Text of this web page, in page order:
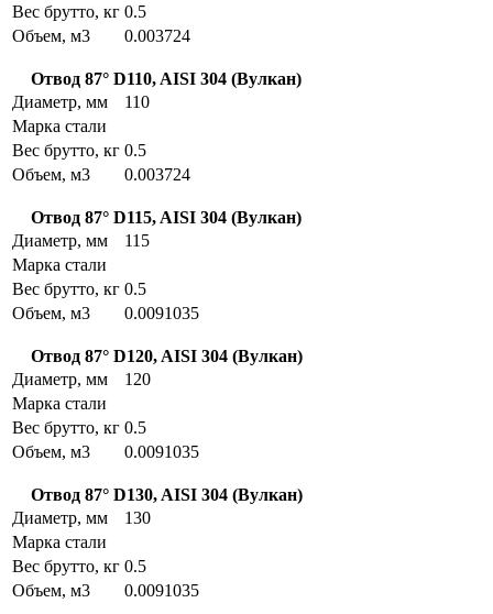
Вес брутто, кг 0.5
Объем, м3
0.003724
Отвод 87° D110, AISI 304 (Вулкан)
Диаметр, мм
110
Марка стали
Вес брутто, кг 0.5
Объем, м3
0.003724
Отвод 87° D115, AISI 304 (Вулкан)
Диаметр, мм
115
Марка стали
Вес брутто, кг 0.5
Объем, м3
0.0091035
Отвод 87° D120, AISI 304 (Вулкан)
Диаметр, мм
120
Марка стали
Вес брутто, кг 0.5
Объем, м3
0.0091035
Отвод 87° D130, AISI 304 (Вулкан)
Диаметр, мм
130
Марка стали
Вес брутто, кг 0.5
Объем, м3
0.0091035